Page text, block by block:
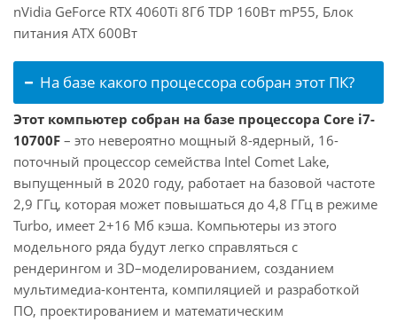
nVidia GeForce RTX 4060Ti 8Гб TDP 160Вт mP55, Блок
питания ATX 600Вт
На базе какого процессора собран этот ПК?
Этот компьютер собран на базе процессора Core i7-
10700F – это невероятно мощный 8-ядерный, 16-
поточный процессор семейства Intel Comet Lake,
выпущенный в 2020 году, работает на базовой частоте
2,9 ГГц, которая может повышаться до 4,8 ГГц в режиме
Turbo, имеет 2+16 Мб кэша. Компьютеры из этого
модельного ряда будут легко справляться с
рендерингом и 3D–моделированием, созданием
мультимедиа-контента, компиляцией и разработкой
ПО, проектированием и математическим